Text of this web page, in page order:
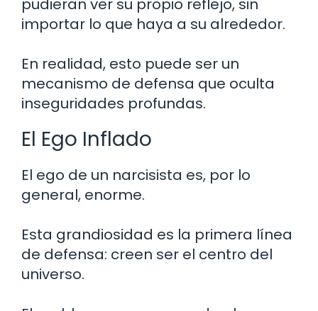
pudieran ver su propio reflejo, sin
importar lo que haya a su alrededor.
En realidad, esto puede ser un
mecanismo de defensa que oculta
inseguridades profundas.
El Ego Inflado
El ego de un narcisista es, por lo
general, enorme.
Esta grandiosidad es la primera línea
de defensa: creen ser el centro del
universo.